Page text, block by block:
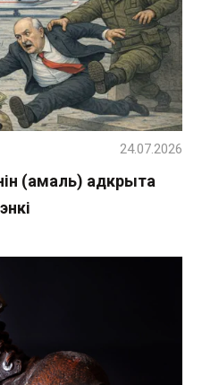
(амаль) адкрыта
24.07.2026